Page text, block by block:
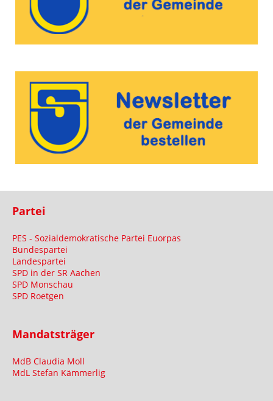
Partei
PES - Sozialdemokratische Partei Euorpas
Bundespartei
Landespartei
SPD in der SR Aachen
SPD Monschau
SPD Roetgen
Mandatsträger
MdB Claudia Moll
MdL Stefan Kämmerlig